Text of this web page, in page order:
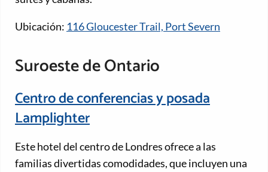
Ubicación: 116 Gloucester Trail, Port Severn
Suroeste de Ontario
Centro de conferencias y posada
Lamplighter
Este hotel del centro de Londres ofrece a las
familias divertidas comodidades, que incluyen una